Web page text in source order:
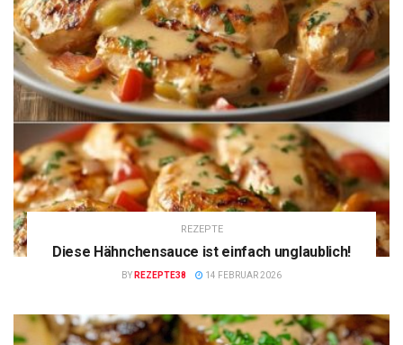
REZEPTE
Diese Hähnchensauce ist einfach unglaublich!
BY REZEPTE38 14 FEBRUAR 2026